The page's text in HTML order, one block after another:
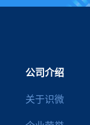
公司介绍
关于识微